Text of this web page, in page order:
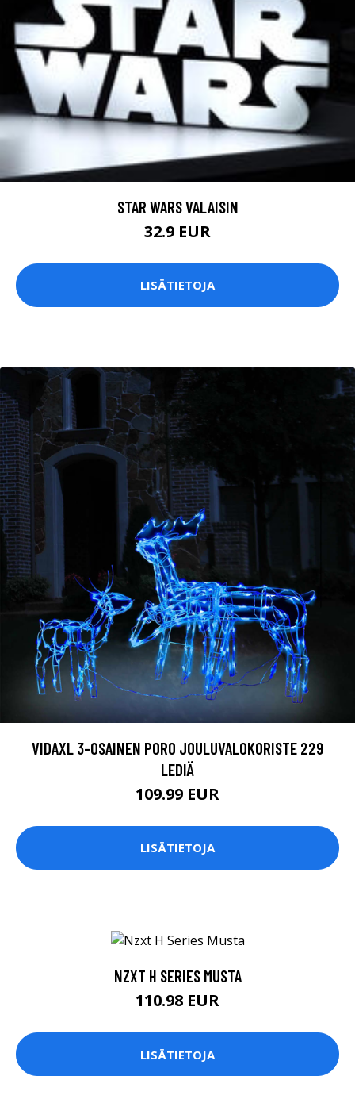
STAR WARS VALAISIN
32.9 EUR
LISÄTIETOJA
VIDAXL 3-OSAINEN PORO JOULUVALOKORISTE 229
LEDIÄ
109.99 EUR
LISÄTIETOJA
NZXT H SERIES MUSTA
110.98 EUR
LISÄTIETOJA